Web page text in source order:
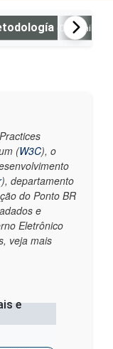
(Disponible
(W3C), o
), departamento
do Ponto BR
e
Eletrônico
veja mais
e